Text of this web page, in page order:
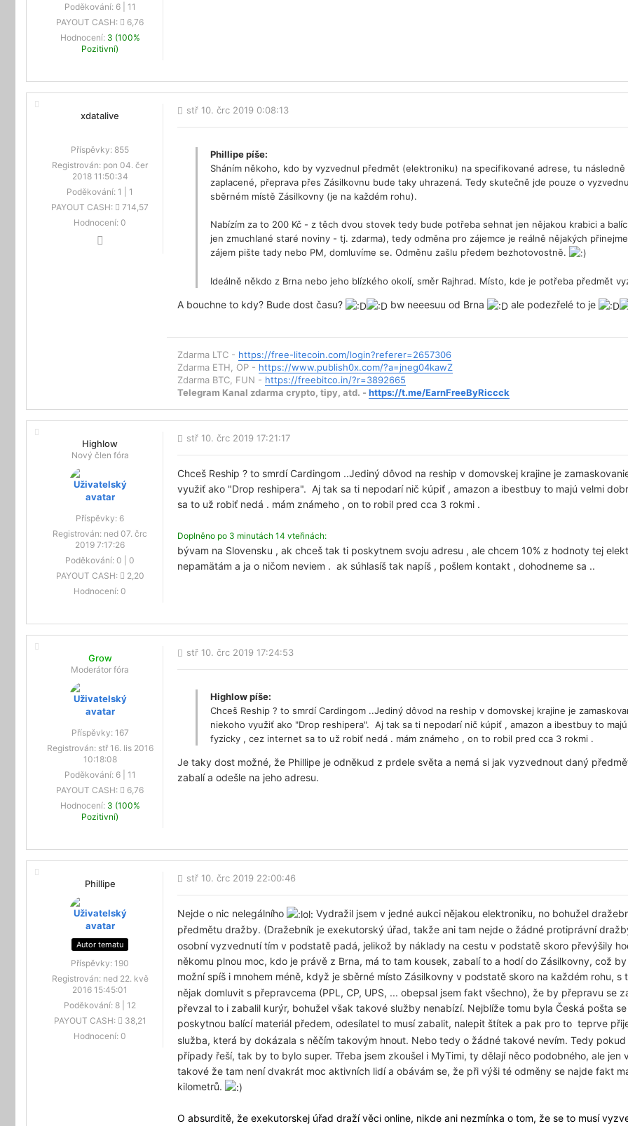
Poděkování: 6| 11
PAYOUT CASH:
6,76
Hodnocení: 3 (100%
Pozitivní)
xdatalive
Příspěvky: 855
Registrován: pon 04. čer
2018 11:50:34
Poděkování: 1
1
PAYOUT CASH:
714,57
Hodnocení: 0
stř 10. črc 2019 0:08:13
Phillipe píše:
Sháním někoho, kdo by vyzvednul předmět (elektroniku) na specifikované adrese, tu
zaplacené, přeprava přes Zásilkovnu bude taky uhrazená. Tedy skutečně jde pouze o
sběrném místě Zásilkovny (je na každém rohu).
Nabízím za to 200 Kč - z těch dvou stovek tedy bude potřeba sehnat jen nějakou krabici a
jen zmuchlané staré noviny - tj. zdarma), tedy odměna pro zájemce je reálně nějakých
zájem pište tady nebo PM, domluvíme se. Odměnu zašlu předem bezhotovostně.
Ideálně někdo z Brna nebo jeho blízkého okolí, směr Rajhrad. Místo, kde je potřeba předmět
A bouchne to kdy? Bude dost času? bw neeesuu od Brna ale podezřelé to je
Zdarma LTC - https://free-litecoin.com/login?referer=2657306
Zdarma ETH, OP - https://www.publish0x.com/?a=jneg04kawZ
Zdarma BTC, FUN - https://freebitco.in/?r=3892665
Telegram Kanal zdarma crypto, tipy, atd. - https://t.me/EarnFreeByRiccck
Highlow
Nový člen fóra
Příspěvky: 6
Registrován: ned 07. črc
2019 7:17:26
Poděkování: 0
0
PAYOUT CASH:
2,20
Hodnocení: 0
stř 10. črc 2019 17:21:17
Chceš Reship ? to smrdí Cardingom ..Jediný dôvod na reship v domovskej krajine je
využiť ako "Drop reshipera". Aj tak sa ti nepodarí nič kúpiť , amazon a ibestbuy to majú velmi
sa to už robiť nedá . mám známeho , on to robil pred cca 3 rokmi .
Doplněno po 3 minutách 14 vteřinách:
bývam na Slovensku , ak chceš tak ti poskytnem svoju adresu , ale chcem 10% z hodnoty tej
nepamätám a ja o ničom neviem . ak súhlasíš tak napíš , pošlem kontakt , dohodneme sa ..
Grow
Moderátor fóra
Příspěvky: 167
Registrován: stř 16. lis 2016
10:18:08
Poděkování: 6| 11
PAYOUT CASH:
6,76
Hodnocení: 3 (100%
Pozitivní)
stř 10. črc 2019 17:24:53
Highlow píše:
Chceš Reship ? to smrdí Cardingom ..Jediný dôvod na reship v domovskej krajine je
niekoho využiť ako "Drop reshipera". Aj tak sa ti nepodarí nič kúpiť , amazon a ibestbuy to
fyzicky , cez internet sa to už robiť nedá . mám známeho , on to robil pred cca 3 rokmi .
Je taky dost možné, že Phillipe je odněkud z prdele světa a nemá si jak vyzvednout daný
zabalí a odešle na jeho adresu.
Phillipe
Autor tematu
Příspěvky: 190
Registrován: ned 22. kvě
2016 15:45:01
Poděkování: 8
12
PAYOUT CASH:
38,21
Hodnocení: 0
stř 10. črc 2019 22:00:46
Nejde o nic nelegálního
Vydražil jsem v jedné aukci nějakou elektroniku, no bohužel
předmětu dražby. (Dražebník je exekutorský úřad, takže ani tam nejde o žádné protiprávní
osobní vyzvednutí tím v podstatě padá, jelikož by náklady na cestu v podstatě skoro převýšily
někomu plnou moc, kdo je právě z Brna, má to tam kousek, zabalí to a hodí do Zásilkovny, což
možní spíš i mnohem méně, když je sběrné místo Zásilkovny v podstatě skoro na každém rohu,
nějak domluvit s přepravcema (PPL, CP, UPS, ... obepsal jsem fakt všechno), že by přepravu se
převzal to i zabalil kurýr, bohužel však takové služby nenabízí. Nejblíže tomu byla Česká pošta
poskytnou balící materiál předem, odesílatel to musí zabalit, nalepit štítek a pak pro to teprve
služba, která by dokázala s něčím takovým hnout. Nebo tedy o žádné takové nevím. Tedy
případy řeší, tak by to bylo super. Třeba jsem zkoušel i MyTimi, ty dělají něco podobného, ale
takové že tam není dvakrát moc aktivních lidí a obávám se, že při výši té odměny se najde fakt
kilometrů.
O absurditě, že exekutorskej úřad draží věci online, nikde ani nezmínka o tom, že se to musí